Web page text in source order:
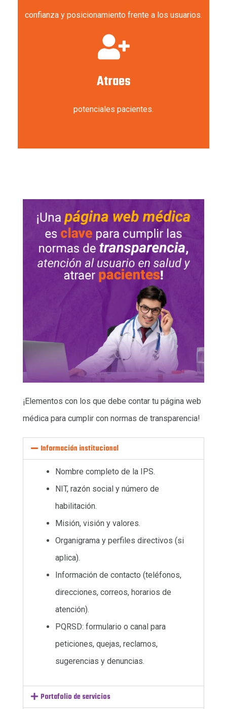
confianza y posicionamiento frente a los usuarios.
Atraes
potenciales pacientes.
¡Elementos con los que debe contar tu página web
médica para cumplir con normas de transparencia!
Información institucional
Nombre completo de la IPS.
NIT, razón social y número de
habilitación.
Misión, visión y valores.
Organigrama y perfiles directivos (si
aplica).
Información de contacto (teléfonos,
direcciones, correos, horarios de
atención).
PQRSD: formulario o canal para
peticiones, quejas, reclamos,
sugerencias y denuncias.
Portafolio de servicios